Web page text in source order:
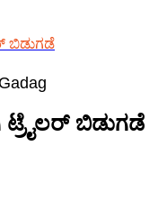
ಬಿಡುಗಡೆ
ಟ್ರೈಲರ್ ಬಿಡುಗಡೆ